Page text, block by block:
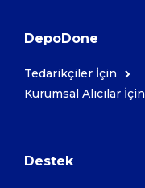
Gıda
Paket Servis Ürünleri
DepoDone
Tedarikçiler İçin
Kurumsal Alıcılar İçin
Destek